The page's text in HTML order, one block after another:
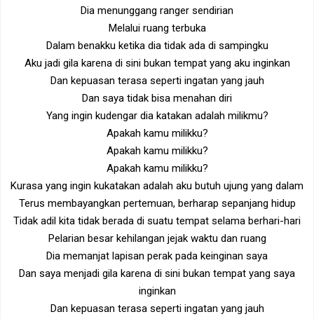
Dia menunggang ranger sendirian
Melalui ruang terbuka
Dalam benakku ketika dia tidak ada di sampingku
Aku jadi gila karena di sini bukan tempat yang aku inginkan
Dan kepuasan terasa seperti ingatan yang jauh
Dan saya tidak bisa menahan diri
Yang ingin kudengar dia katakan adalah milikmu?
Apakah kamu milikku?
Apakah kamu milikku?
Apakah kamu milikku?
Kurasa yang ingin kukatakan adalah aku butuh ujung yang dalam
Terus membayangkan pertemuan, berharap sepanjang hidup
Tidak adil kita tidak berada di suatu tempat selama berhari-hari
Pelarian besar kehilangan jejak waktu dan ruang
Dia memanjat lapisan perak pada keinginan saya
Dan saya menjadi gila karena di sini bukan tempat yang saya
inginkan
Dan kepuasan terasa seperti ingatan yang jauh